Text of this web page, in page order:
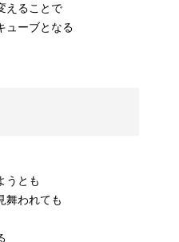
えることで
ューブとなる
うとも
舞われても